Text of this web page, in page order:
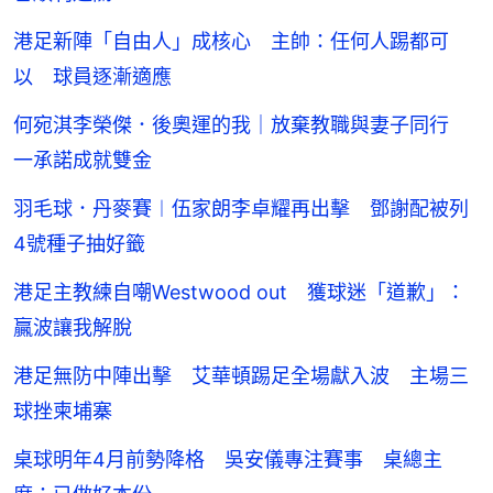
港足新陣「自由人」成核心 主帥：任何人踢都可
以 球員逐漸適應
何宛淇李榮傑．後奧運的我｜放棄教職與妻子同行
一承諾成就雙金
羽毛球．丹麥賽︱伍家朗李卓耀再出擊 鄧謝配被列
4號種子抽好籤
港足主教練自嘲Westwood out 獲球迷「道歉」：
贏波讓我解脫
港足無防中陣出擊 艾華頓踢足全場獻入波 主場三
球挫柬埔寨
桌球明年4月前勢降格 吳安儀專注賽事 桌總主